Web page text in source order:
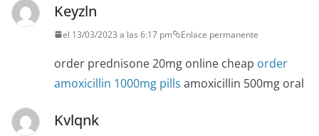
Keyzln
el 13/03/2023 a las 6:17 pm Enlace permanente
order prednisone 20mg online cheap order
amoxicillin 1000mg pills amoxicillin 500mg oral
Kvlqnk